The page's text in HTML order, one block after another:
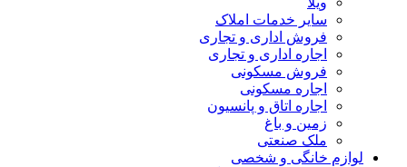
سایر خدمات املاک
فروش اداری و تجاری
اجاره اداری و تجاری
فروش مسکونی
اجاره مسکونی
اجاره اتاق و پانسیون
زمین و باغ
ملک صنعتی
لوازم خانگی و شخصی